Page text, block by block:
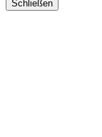
Schließen